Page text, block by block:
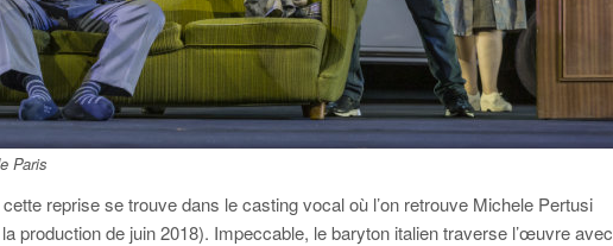
Paris
reprise se trouve dans le casting vocal où l’on retrouve Michele Pertusi
production de juin 2018). Impeccable, le baryton italien traverse l’œuvre avec